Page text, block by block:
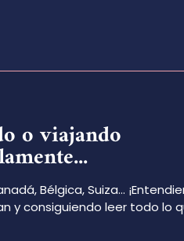
o viajando
Bélgica, Suiza…
y consiguiendo leer todo lo